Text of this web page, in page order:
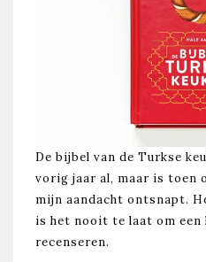
De bijbel van de Turkse
vorig jaar al, maar is toen
mijn aandacht ontsnapt.
is het nooit te laat om een
recenseren.